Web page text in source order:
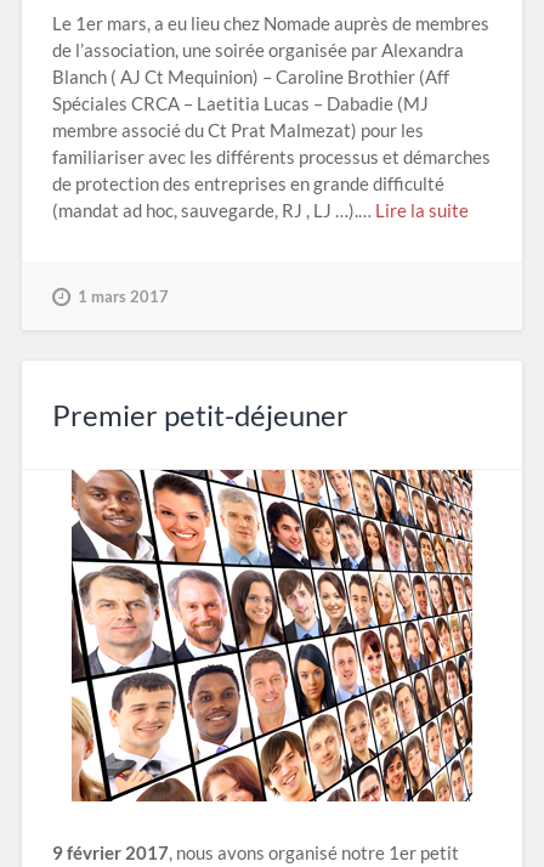
Le 1er mars, a eu lieu chez Nomade auprès de membres
de l’association, une soirée organisée par Alexandra
Blanch ( AJ Ct Mequinion) – Caroline Brothier (Aff
Spéciales CRCA – Laetitia Lucas – Dabadie (MJ
membre associé du Ct Prat Malmezat) pour les
familiariser avec les différents processus et démarches
de protection des entreprises en grande difficulté
(mandat ad hoc, sauvegarde, RJ , LJ …).… Lire la suite
1 mars 2017
Premier petit-déjeuner
9 février 2017, nous avons organisé notre 1er petit